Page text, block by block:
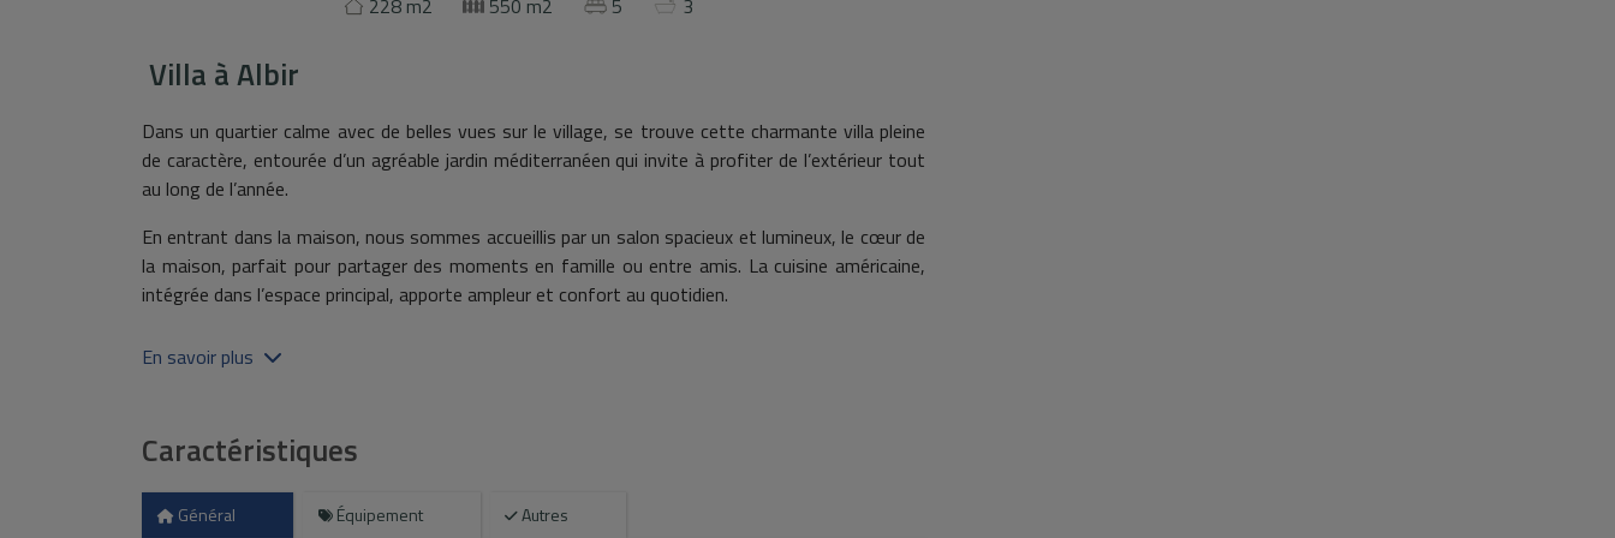
228 m2 550 m2 5 3
Villa àAlbir
Dans un quartier calme avec de belles vues sur le village, se trouve cette charmante villa pleine
de caractère, entourée d’un agréable jardin méditerranéen qui invite à profiter de l’extérieur tout
au long de l’année.
En entrant dans la maison, nous sommes accueillis par un salon spacieux et lumineux, le cœur de
la maison, parfait pour partager des moments en famille ou entre amis. La cuisine américaine,
intégrée dans l’espace principal, apporte ampleur et confort au quotidien.
salles de bains complètes, l'une d'elles en suite, offrant un espace plus que suffisant pour toute
À l’extérieur, une grande terrasse ouverte permet de profiter des vues sur le village et du climat
agréable de la Costa Blanca. De cette terrasse, un escalier extérieur mène à une chambre
En savoir plus
Caractéristiques
Général Équipement Autres